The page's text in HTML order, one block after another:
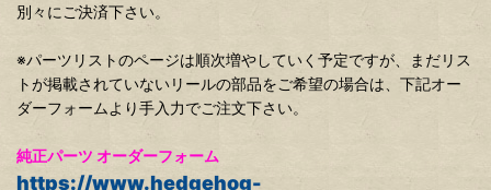
別々にご決済下さい。
※パーツリストのページは順次増やしていく予定ですが、まだリス
トが掲載されていないリールの部品をご希望の場合は、下記オー
ダーフォームより手入力でご注文下さい。
純正パーツ オーダーフォーム
https://www.hedgehog-